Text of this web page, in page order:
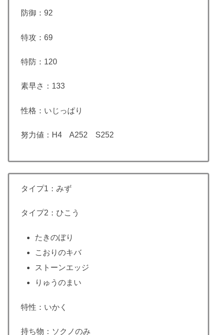
防御：92
特攻：69
特防：120
素早さ：133
性格：いじっぱり
努力値：H4 A252 S252
タイプ1：みず
タイプ2：ひこう
たきのぼり
こおりのキバ
ストーンエッジ
りゅうのまい
特性：いかく
持ち物：ソクノのみ